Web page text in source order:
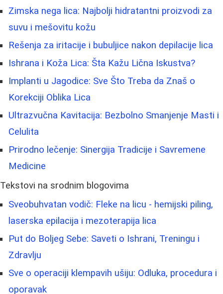
Zimska nega lica: Najbolji hidratantni proizvodi za
suvu i mešovitu kožu
Rešenja za iritacije i bubuljice nakon depilacije lica
Ishrana i Koža Lica: Šta Kažu Lična Iskustva?
Implanti u Jagodice: Sve Što Treba da Znaš o
Korekciji Oblika Lica
Ultrazvučna Kavitacija: Bezbolno Smanjenje Masti i
Celulita
Prirodno lečenje: Sinergija Tradicije i Savremene
Medicine
Tekstovi na srodnim blogovima
Sveobuhvatan vodič: Fleke na licu - hemijski piling,
laserska epilacija i mezoterapija lica
Put do Boljeg Sebe: Saveti o Ishrani, Treningu i
Zdravlju
Sve o operaciji klempavih ušiju: Odluka, procedura i
oporavak